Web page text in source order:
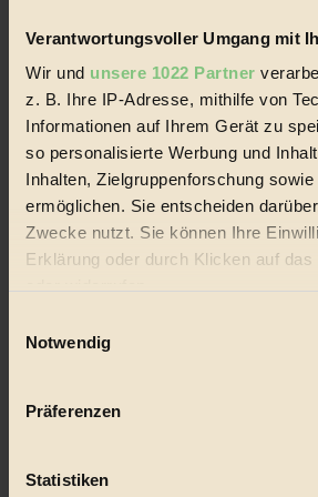
Verantwortungsvoller Umgang mit
Wir und unsere 1022 Partner
z. B. Ihre IP-Adresse, mithilfe von
Informationen auf Ihrem Gerät zu
so personalisierte Werbung und
Inhalten, Zielgruppenforschung
ermöglichen. Sie entscheiden
Zwecke nutzt. Sie können Ihre
Erklärung oder durch Klicken auf
Wenn Sie es erlauben, würden wir
Ihr Gerät durch aktives
Erfahren Sie mehr darüber, wie Ihre
Notwendig
Präferenzen
Statistiken
© 2026 Biorama GmbH
Impressum & Disclaimer
Datenschutz
Mediadaten
Biorama steht für einen nachhaltigen
Lebenswandel. Es ist eine moderne
und Produkte, ein Leitfaden im schnell
Handels mit Bioprodukten, des Fair-Trade
alternativer Energien.
3.415 Follower auf Twitter